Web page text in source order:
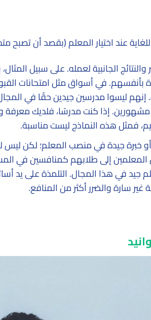
عند اختيار المعلم (بقصد أن تصبح
والنتائج الجانبية لعمله. على سبيل
بأنفسهم. في أسواق مثل امتحانات
إنهم ليسوا مدرسين جيدين حقًا في
إذا كنت مدرسًا، فلديك معرفة
فمثل هذه النماذج ليست مناسبة.
جيدة في منصب المعلم؛ لكن ليس
المعلمين إلى طلابهم كمنافسين في
في هذا المجال. التلمذة على يد
غير سارة والضرر أكثر من المنافع.